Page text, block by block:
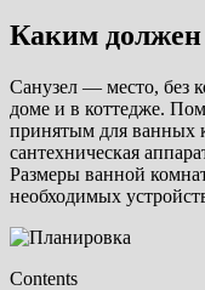
Каким должен
Санузел — место, без
доме и в коттедже.
принятым для ванных
сантехническая
Размеры ванной
необходимых
Contents